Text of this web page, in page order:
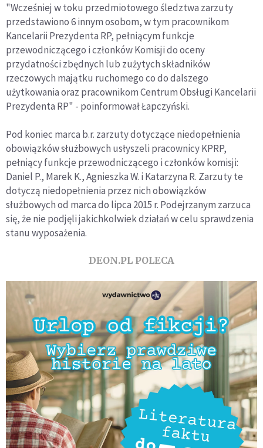
"Wcześniej w toku przedmiotowego śledztwa zarzuty
przedstawiono 6 innym osobom, w tym pracownikom
Kancelarii Prezydenta RP, pełniącym funkcje
przewodniczącego i członków Komisji do oceny
przydatności zbędnych lub zużytych składników
rzeczowych majątku ruchomego co do dalszego
użytkowania oraz pracownikom Centrum Obsługi Kancelarii
Prezydenta RP" - poinformował Łapczyński.
Pod koniec marca b.r. zarzuty dotyczące niedopełnienia
obowiązków służbowych usłyszeli pracownicy KPRP,
pełniący funkcje przewodniczącego i członków komisji:
Daniel P., Marek K., Agnieszka W. i Katarzyna R. Zarzuty te
dotyczą niedopełnienia przez nich obowiązków
służbowych od marca do lipca 2015 r. Podejrzanym zarzuca
się, że nie podjęli jakichkolwiek działań w celu sprawdzenia
stanu wyposażenia.
DEON.PL POLECA